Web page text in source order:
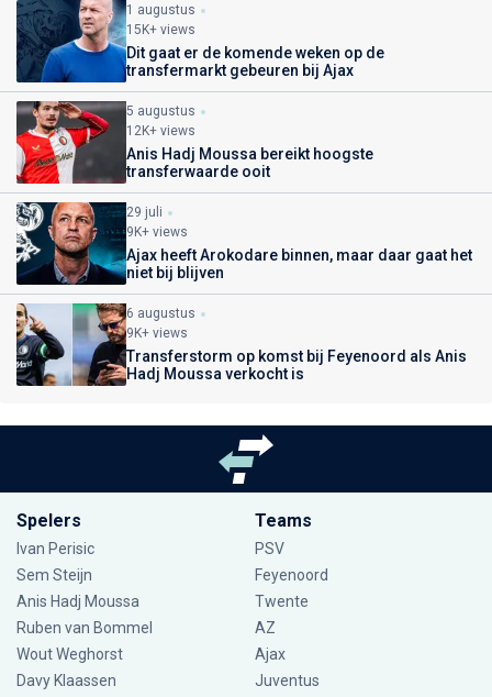
1 augustus
15K+ views
Dit gaat er de komende weken op de
transfermarkt gebeuren bij Ajax
5 augustus
12K+ views
Anis Hadj Moussa bereikt hoogste
transferwaarde ooit
29 juli
9K+ views
Ajax heeft Arokodare binnen, maar daar gaat het
niet bij blijven
6 augustus
9K+ views
Transferstorm op komst bij Feyenoord als Anis
Hadj Moussa verkocht is
Spelers
Ivan Perisic
Sem Steijn
Anis Hadj Moussa
Ruben van Bommel
Wout Weghorst
Davy Klaassen
Teams
PSV
Feyenoord
Twente
AZ
Ajax
Juventus